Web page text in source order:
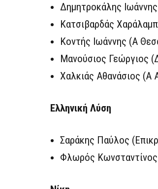
Δημητροκάλης
Κατσιβαρδάς
Κοντής Ιωάννης (Α
Μανούσιος Γεώργιος
Χαλκιάς Αθανάσιος (Α
Ελληνική Λύση
Σαράκης Παύλος
Φλωρός Κωνσταντίνος